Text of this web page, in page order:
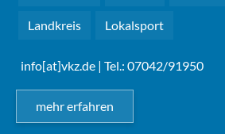
Landkreis Lokalsport
info[at]vkz.de | Tel.: 07042/91950
mehr erfahren